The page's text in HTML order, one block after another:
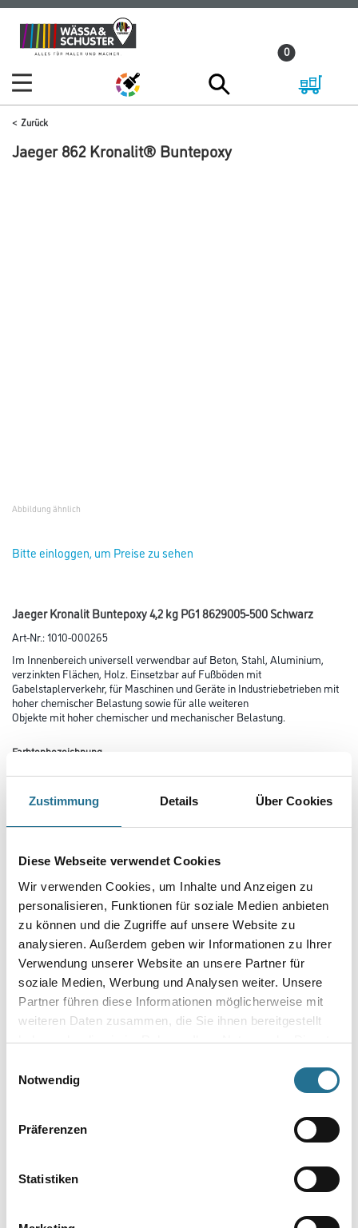
Zustimmung Details Über Cookies
Diese Webseite verwendet Cookies
Wir verwenden Cookies, um Inhalte und Anzeigen zu
personalisieren, Funktionen für soziale Medien anbieten
zu können und die Zugriffe auf unsere Website zu
analysieren. Außerdem geben wir Informationen zu Ihrer
Verwendung unserer Website an unsere Partner für
soziale Medien, Werbung und Analysen weiter. Unsere
Partner führen diese Informationen möglicherweise mit
weiteren Daten zusammen, die Sie ihnen bereitgestellt
haben oder die sie im Rahmen Ihrer Nutzung der Dienste
Notwendig
Präferenzen
Statistiken
Zum
Inhalt
Zum
Navigationsmenü
0
Zurück
Jaeger 862 Kronalit® Buntepoxy
Abbildung ähnlich
Bitte einloggen, um Preise zu sehen
Jaeger Kronalit Buntepoxy 4,2 kg PG1 8629005-500 Schwarz
Art-Nr.:1010-000265
Im Innenbereich universell verwendbar auf Beton, Stahl, Aluminium,
verzinkten Flächen, Holz. Einsetzbar auf Fußböden mit
Gabelstaplerverkehr, für Maschinen und Geräte in Industriebetrieben mit
hoher chemischer Belastung sowie für alle weiteren
Objekte mit hoher chemischer und mechanischer Belastung.
Farbtonbezeichnung
Umrechnungsfaktoren